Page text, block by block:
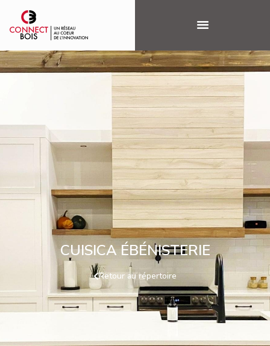
CUISICA ÉBÉNISTERIE
Retour au répertoire